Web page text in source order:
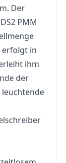
Der
PMM
erfolgt in
ihm
der